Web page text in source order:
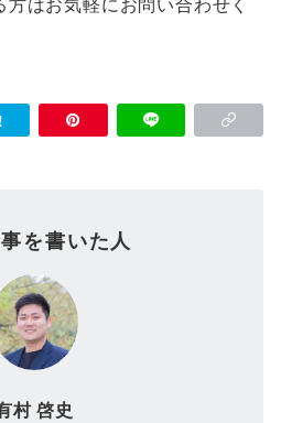
はお気軽にお問い合わせく
を書いた人
村 啓史